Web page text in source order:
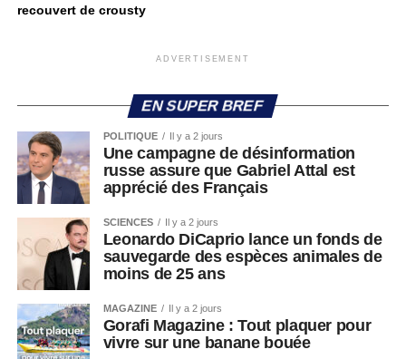
recouvert de crousty
ADVERTISEMENT
EN SUPER BREF
POLITIQUE Il y a 2 jours
Une campagne de désinformation
russe assure que Gabriel Attal est
apprécié des Français
SCIENCES Il y a 2 jours
Leonardo DiCaprio lance un fonds de
sauvegarde des espèces animales de
moins de 25 ans
MAGAZINE Il y a 2 jours
Gorafi Magazine : Tout plaquer pour
vivre sur une banane bouée